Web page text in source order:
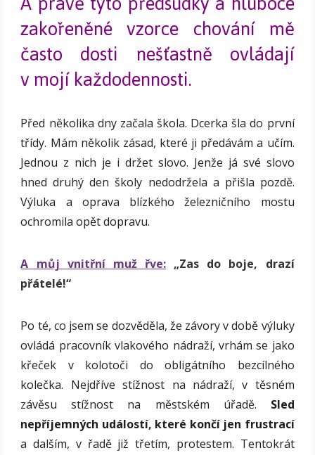
zakořeněné vzorce chování mě
často dosti nešťastně ovládají
v mojí každodennosti.
Před několika dny začala škola. Dcerka šla do první
třídy. Mám několik zásad, které ji předávám a učím.
Jednou z nich je i držet slovo. Jenže já své slovo
hned druhý den školy nedodržela a přišla pozdě.
Výluka a oprava blízkého železničního mostu
ochromila opět dopravu.
A můj vnitřní muž řve: „Zas do boje, drazí
přátelé!“
Po té, co jsem se dozvěděla, že závory v době výluky
ovládá pracovník vlakového nádraží, vrhám se jako
křeček v kolotoči do obligátního bezcílného
kolečka. Nejdříve stížnost na nádraží, v těsném
závěsu stížnost na městském úřadě. Sled
nepříjemných událostí, které končí jen frustrací
a dalším, v řadě již třetím, protestem. Tentokrát